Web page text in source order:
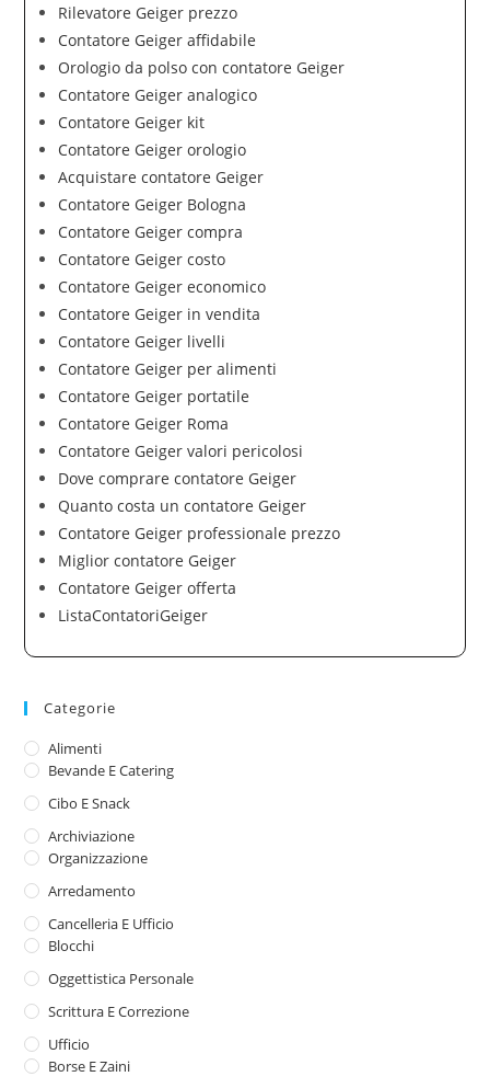
Rilevatore Geiger prezzo
Contatore Geiger affidabile
Orologio da polso con contatore Geiger
Contatore Geiger analogico
Contatore Geiger kit
Contatore Geiger orologio
Acquistare contatore Geiger
Contatore Geiger Bologna
Contatore Geiger compra
Contatore Geiger costo
Contatore Geiger economico
Contatore Geiger in vendita
Contatore Geiger livelli
Contatore Geiger per alimenti
Contatore Geiger portatile
Contatore Geiger Roma
Contatore Geiger valori pericolosi
Dove comprare contatore Geiger
Quanto costa un contatore Geiger
Contatore Geiger professionale prezzo
Miglior contatore Geiger
Contatore Geiger offerta
ListaContatoriGeiger
Categorie
Alimenti
Bevande E Catering
Cibo E Snack
Archiviazione
Organizzazione
Arredamento
Cancelleria E Ufficio
Blocchi
Oggettistica Personale
Scrittura E Correzione
Ufficio
Borse E Zaini